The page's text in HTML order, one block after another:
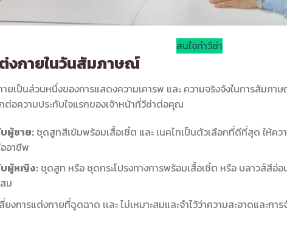
สนใจทำวีซ่า
งกายในวันสัมภาษณ์
ยเป็นส่วนหนึ่งของการแสดงความเคารพ และ ความจริงจังในการสัมภา
ต่อความประทับใจแรกของเจ้าหน้าที่วีซ่าต่อคุณ
ผู้ชาย: ชุดสูทสีเข้มพร้อมเสื้อเชิ้ต และ เนคไทเป็นตัวเลือกที่ดีที่สุด ให้ค
อาชีพ
บผู้หญิง: ชุดสูท หรือ ชุดกระโปรงทางการพร้อมเสื้อเชิ้ต หรือ บลาวส์สีอ่
ม
ยงการแต่งกายที่ฉูดฉาด เเละ ไม่เหมาะสมและจำไว้ว่าความสะอาดและ